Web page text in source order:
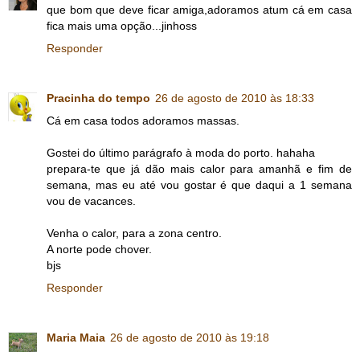
que bom que deve ficar amiga,adoramos atum cá em casa
fica mais uma opção...jinhoss
Responder
Pracinha do tempo 26 de agosto de 2010 às 18:33
Cá em casa todos adoramos massas.
Gostei do último parágrafo à moda do porto. hahaha
prepara-te que já dão mais calor para amanhã e fim de
semana, mas eu até vou gostar é que daqui a 1 semana
vou de vacances.
Venha o calor, para a zona centro.
A norte pode chover.
bjs
Responder
Maria Maia 26 de agosto de 2010 às 19:18